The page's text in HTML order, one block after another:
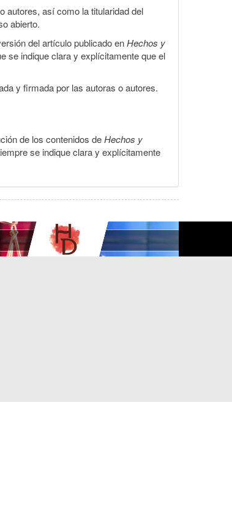
autores, así como la titularidad del
abierto.
del artículo publicado enHechos y
se indique clara y explícitamente que el
y firmada por las autoras o autores.
de los contenidos deHechos y
se indique clara y explícitamente